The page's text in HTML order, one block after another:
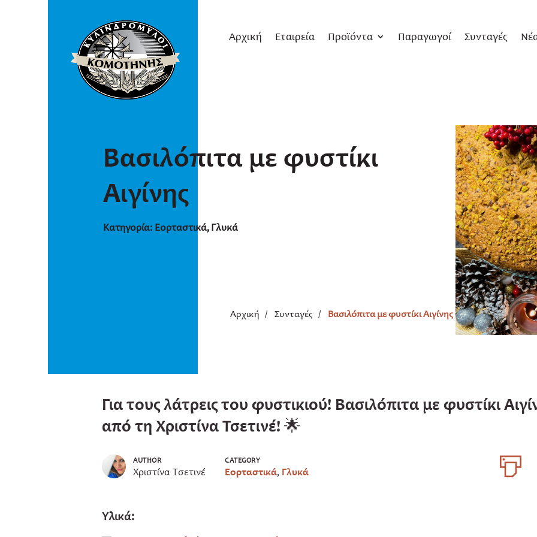
Αρχική Εταιρεία Προϊόντα Παραγωγοί Συνταγές
Βασιλόπιτα με φυστίκι
Αιγίνης
Κατηγορία: Εορταστικά,Γλυκά
Αρχική /Συνταγές / Βασιλόπιτα με φυστίκι Αιγίνης
Για τους λάτρεις του φυστικιού! Βασιλόπιτα με φυστίκι
από τη Χριστίνα Τσετινέ! 🌟
AUTHOR
Χριστίνα Τσετινέ
CATEGORY
Εορταστικά, Γλυκά
Υλικά: